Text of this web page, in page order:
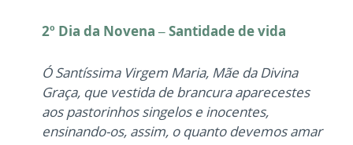
2º Dia da Novena – Santidade de vida
Ó Santíssima Virgem Maria, Mãe da Divina
Graça, que vestida de brancura aparecestes
aos pastorinhos singelos e inocentes,
ensinando-os, assim, o quanto devemos amar